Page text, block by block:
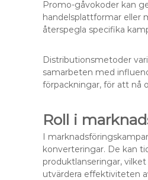
Promo-gåvokoder kan
handelsplattformar eller
återspegla specifika
Distributionsmetoder
samarbeten med
förpackningar, för att nå
Roll i
I
konverteringar. De kan
produktlanseringar,
utvärdera effektiviteten